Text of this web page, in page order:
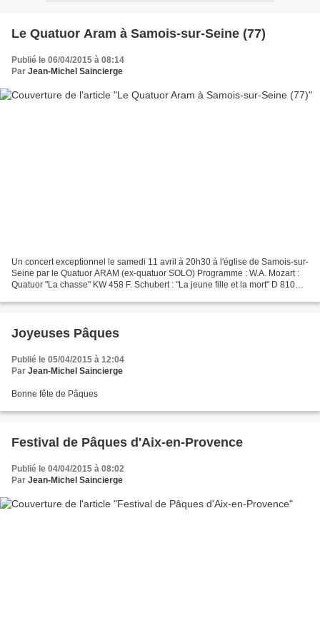
Le Quatuor Aram à Samois-sur-Seine (77)
Publié le 06/04/2015 à 08:14
Par Jean-Michel Saincierge
Un concert exceptionnel le samedi 11 avril à 20h30 à l'église de Samois-sur-
Seine par le Quatuor ARAM (ex-quatuor SOLO) Programme : W.A. Mozart :
Quatuor "La chasse" KW 458 F. Schubert : "La jeune fille et la mort" D 810
Joyeuses Pâques
Publié le 05/04/2015 à 12:04
Par Jean-Michel Saincierge
Bonne fête de Pâques
Festival de Pâques d'Aix-en-Provence
Publié le 04/04/2015 à 08:02
Par Jean-Michel Saincierge